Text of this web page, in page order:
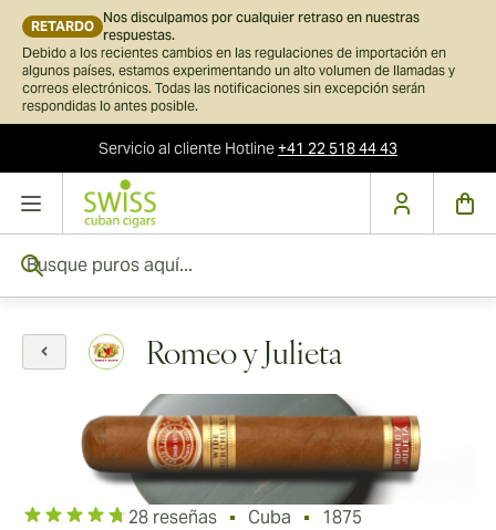
RETARDO
Nos disculpamos por cualquier retraso en nuestras
respuestas.
Debido a los recientes cambios en las regulaciones de importación en
algunos países, estamos experimentando un alto volumen de llamadas y
correos electrónicos. Todas las notificaciones sin excepción serán
respondidas lo antes posible.
Servicio al cliente Hotline+41 22 518 44 43
Romeo y Julieta
28 reseñas Cuba
1875